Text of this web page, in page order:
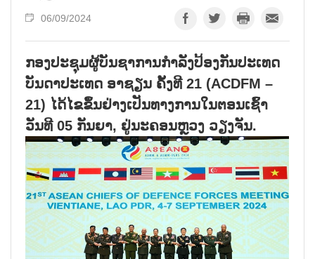
06/09/2024
ກອງປະຊຸມຜູ້ບັນຊາການກຳລັງປ້ອງກັນປະເທດ
ບັນດາປະເທດ ອາຊຽນ ຄັ້ງທີ 21 (ACDFM –
21) ໄດ້ໄຂຂຶ້ນຢ່າງເປັນທາງການໃນຕອນເຊົ້າ
ວັນທີ 05 ກັນຍາ, ຢູ່ນະຄອນຫຼວງ ວຽງຈັນ.